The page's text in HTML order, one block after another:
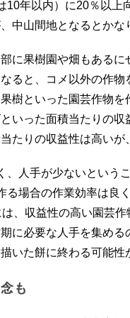
10年以内）に20％以上
中山間地となるとかな
果樹園や畑もあるに
ると、コメ以外の作物
樹といった園芸作物を
いった面積当たりの収
たりの収益性は高いが
人手が少ないという
場合の作業効率は良
、収益性の高い園芸
に必要な人手を集める
いた餅に終わる可能性
も